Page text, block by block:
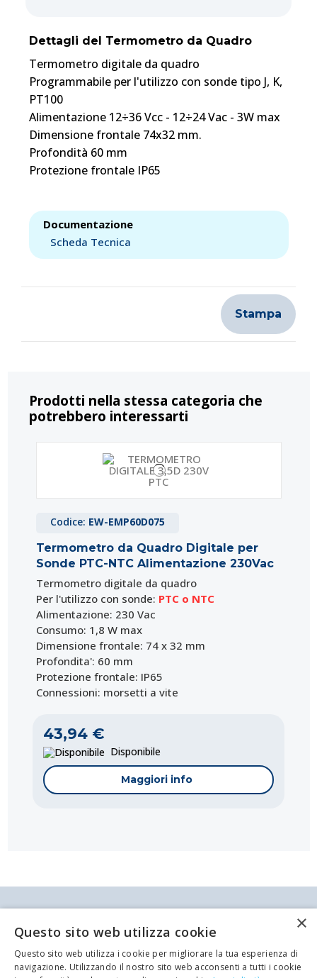
Dettagli del Termometro da Quadro
Termometro digitale da quadro
Programmabile per l'utilizzo con sonde tipo J, K,
PT100
Alimentazione 12÷36 Vcc - 12÷24 Vac - 3W max
Dimensione frontale 74x32 mm.
Profondità 60 mm
Protezione frontale IP65
Documentazione
Scheda Tecnica
Stampa
Prodotti nella stessa categoria che
potrebbero interessarti
Codice: EW-EMP60D075
Termometro da Quadro Digitale per
Sonde PTC-NTC Alimentazione 230Vac
Termometro digitale da quadro
Per l'utilizzo con sonde: PTC o NTC
Alimentazione: 230 Vac
Consumo: 1,8 W max
Dimensione frontale: 74 x 32 mm
Profondita': 60 mm
Protezione frontale: IP65
Connessioni: morsetti a vite
43,94 €
Disponibile
Maggiori info
Codice:MK-493933668
Codice:AA-RE-RZ023
Codice:TT-PMTEMP
Codice:EW-M300JKP230
Codice:TT-TERMOMETPC
Codice:TT-PMTEMP2
Spezia
P.IVA/C.F. 00209350115 Capitale sociale: €
84.500,00 Azienda iscritta al registro delle imprese
di La Spezia con il numero REA 62679
Privacy policy
Cookie Policy
×
Questo sito web utilizza cookie
Questo sito web utilizza i cookie per migliorare la tua esperienza di
navigazione. Utilizzando il nostro sito web acconsenti a tutti i cookie